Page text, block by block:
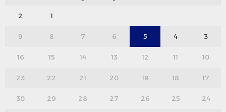
1
2
3
4
5
6
7
8
9
10
11
12
13
14
15
16
17
18
19
20
21
22
23
24
25
26
27
28
29
30